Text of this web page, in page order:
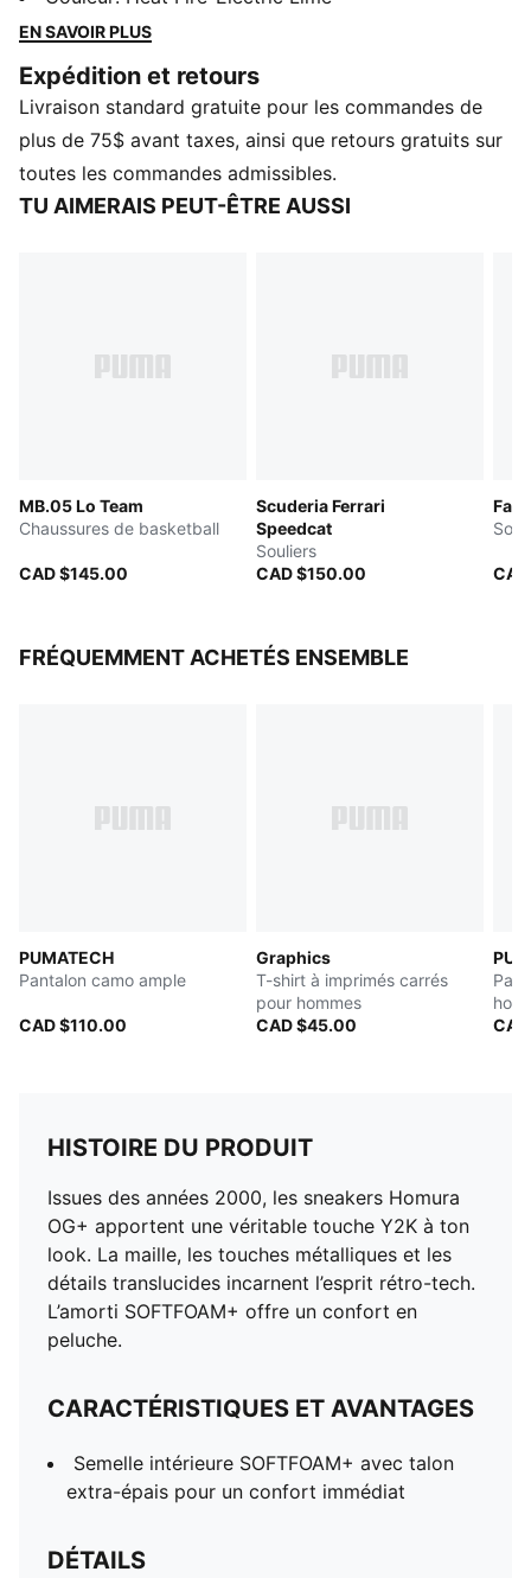
translucides incarnent l’esprit rétro-tech. L’amorti
CARACTÉRISTIQUES ET AVANTAGES
Semelle intérieure SOFTFOAM+ avec talon extra-épais
pour un confort immédiat
DÉTAILS
Conçues pour : Style de vie par PUMA
EN SAVOIR PLUS
Expédition et retours
Livraison standard gratuite pour les commandes de
plus de 75$ avant taxes, ainsi que retours gratuits sur
toutes les commandes admissibles.
TU AIMERAIS PEUT-ÊTRE AUSSI
MB.05 Lo Team
Chaussures de basketball
CAD $145.00
Scuderia Ferrari
Speedcat
Souliers
CAD $150.00
FRÉQUEMMENT ACHETÉS ENSEMBLE
PUMATECH
Pantalon camo ample
CAD $110.00
Graphics
T-shirt à imprimés carrés
pour hommes
CAD $45.00
HISTOIRE DU PRODUIT
Issues des années 2000, les sneakers Homura
OG+ apportent une véritable touche Y2K à ton
look. La maille, les touches métalliques et les
détails translucides incarnent l’esprit rétro-tech.
L’amorti SOFTFOAM+ offre un confort en
peluche.
CARACTÉRISTIQUES ET AVANTAGES
Semelle intérieure SOFTFOAM+ avec talon
extra-épais pour un confort immédiat
DÉTAILS